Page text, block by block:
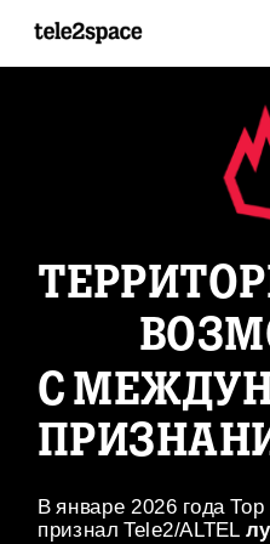
С
В январе 2026 года
признал Tele2/ALTEL